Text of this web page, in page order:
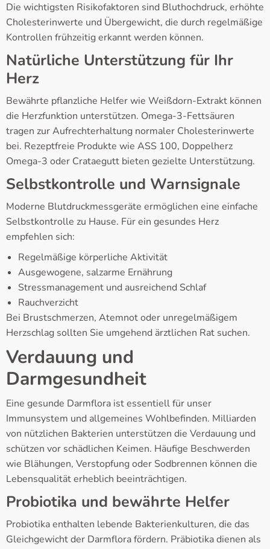
Die wichtigsten Risikofaktoren sind Bluthochdruck, erhöhte
Cholesterinwerte und Übergewicht, die durch regelmäßige
Kontrollen frühzeitig erkannt werden können.
Natürliche Unterstützung für Ihr
Herz
Bewährte pflanzliche Helfer wie Weißdorn-Extrakt können
die Herzfunktion unterstützen. Omega-3-Fettsäuren
tragen zur Aufrechterhaltung normaler Cholesterinwerte
bei. Rezeptfreie Produkte wie ASS 100, Doppelherz
Omega-3 oder Crataegutt bieten gezielte Unterstützung.
Selbstkontrolle und Warnsignale
Moderne Blutdruckmessgeräte ermöglichen eine einfache
Selbstkontrolle zu Hause. Für ein gesundes Herz
empfehlen sich:
Regelmäßige körperliche Aktivität
Ausgewogene, salzarme Ernährung
Stressmanagement und ausreichend Schlaf
Rauchverzicht
Bei Brustschmerzen, Atemnot oder unregelmäßigem
Herzschlag sollten Sie umgehend ärztlichen Rat suchen.
Verdauung und
Darmgesundheit
Eine gesunde Darmflora ist essentiell für unser
Immunsystem und allgemeines Wohlbefinden. Milliarden
von nützlichen Bakterien unterstützen die Verdauung und
schützen vor schädlichen Keimen. Häufige Beschwerden
wie Blähungen, Verstopfung oder Sodbrennen können die
Lebensqualität erheblich beeinträchtigen.
Probiotika und bewährte Helfer
Probiotika enthalten lebende Bakterienkulturen, die das
Gleichgewicht der Darmflora fördern. Präbiotika dienen als